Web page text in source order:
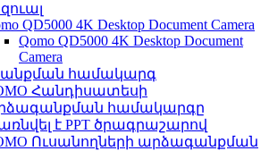
QD5000 4K Desktop Document Camera
Qomo QD5000 4K Desktop Document
Camera
համակարգ
Հանդիսատեսի
համակարգը
է PPT ծրագրաշարով
Ուսանողների արձագանքման